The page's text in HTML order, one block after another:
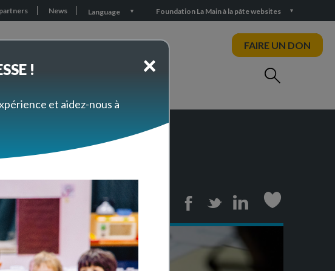
News Language Foundation La Main à la pâte websites
FAIRE UN DON
la société
Print FacebookTwitterLinkedin
×
!
et aidez-nous à